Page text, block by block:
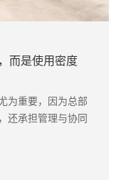
而是使用密度
为重要，因为总部
还承担管理与协同